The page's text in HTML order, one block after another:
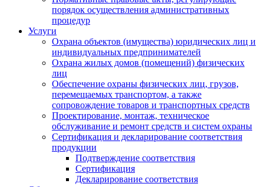
порядок осуществления административных
процедур
Услуги
Охрана объектов (имущества) юридических лиц и
индивидуальных предпринимателей
Охрана жилых домов (помещений) физических
лиц
Обеспечение охраны физических лиц, грузов,
перемещаемых транспортом, а также
сопровождение товаров и транспортных средств
Проектирование, монтаж, техническое
обслуживание и ремонт средств и систем охраны
Сертификация и декларирование соответствия
продукции
Подтверждение соответствия
Сертификация
Декларирование соответствия